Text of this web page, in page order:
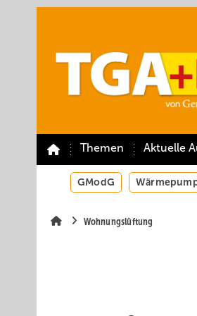
Themen Aktuelle
GModG
Wohnungslüftung